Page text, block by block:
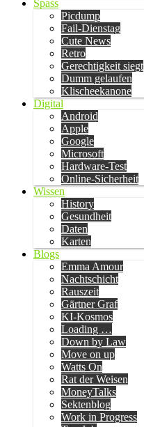
Spass
Picdump
Fail-Dienstag
Cute News
Retro
Gerechtigkeit siegt
Dumm gelaufen
Klischeekanone
Digital
Android
Apple
Google
Microsoft
Hardware-Test
Online-Sicherheit
Wissen
History
Gesundheit
Daten
Karten
Blogs
Emma Amour
Nachtschicht
Rauszeit
Gärtner Graf
KI-Kosmos
Loading …
Down by Law
Move on up
Watts On
Rat der Weisen
MoneyTalks
Sektenblog
Work in Progress